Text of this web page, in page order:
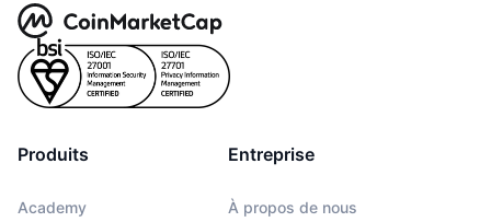
Produits
Academy
Entreprise
À propos de nous